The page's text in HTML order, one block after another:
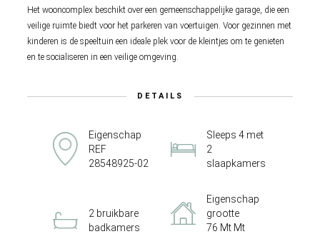
Het wooncomplex beschikt over een gemeenschappelijke garage, die een
veilige ruimte biedt voor het parkeren van voertuigen. Voor gezinnen met
kinderen is de speeltuin een ideale plek voor de kleintjes om te genieten
en te socialiseren in een veilige omgeving.
DETAILS
Eigenschap
REF
28548925-02
Sleeps 4 met
2
slaapkamers
2 bruikbare
badkamers
Eigenschap
grootte
76 Mt Mt